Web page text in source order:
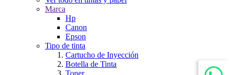
Marca
Hp
Canon
Epson
Tipo de tinta
Cartucho de Inyección
Botella de Tinta
Toner